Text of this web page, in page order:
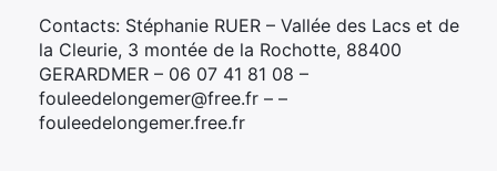
Contacts: Stéphanie RUER – Vallée des Lacs et de
la Cleurie, 3 montée de la Rochotte, 88400
GERARDMER – 06 07 41 81 08 –
fouleedelongemer@free.fr – –
fouleedelongemer.free.fr